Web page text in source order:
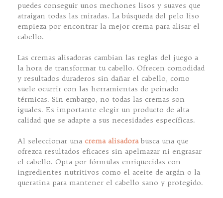
puedes conseguir unos mechones lisos y suaves que
atraigan todas las miradas. La búsqueda del pelo liso
empieza por encontrar la mejor crema para alisar el
cabello.
Las cremas alisadoras cambian las reglas del juego a
la hora de transformar tu cabello. Ofrecen comodidad
y resultados duraderos sin dañar el cabello, como
suele ocurrir con las herramientas de peinado
térmicas. Sin embargo, no todas las cremas son
iguales. Es importante elegir un producto de alta
calidad que se adapte a sus necesidades específicas.
Al seleccionar una crema alisadora busca una que
ofrezca resultados eficaces sin apelmazar ni engrasar
el cabello. Opta por fórmulas enriquecidas con
ingredientes nutritivos como el aceite de argán o la
queratina para mantener el cabello sano y protegido.